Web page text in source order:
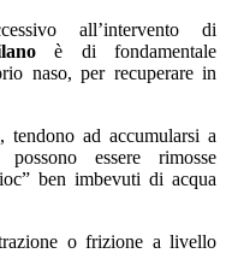
all’intervento di
è di fondamentale
naso, per recuperare in
tendono ad accumularsi a
essere rimosse
ben imbevuti di acqua
o frizione a livello